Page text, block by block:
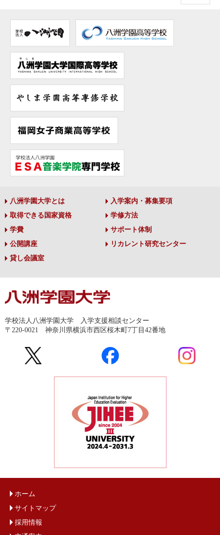
八洲学園大学とは
入学案内・募集要項
取得できる国家資格
学修方法
学費
サポート体制
公開講座
リカレント研究センター
貸し会議室
学校法人八洲学園大学 入学支援相談センター
〒220-0021 神奈川県横浜市西区桜木町7丁目42番地
ホーム
サイトマップ
採用情報